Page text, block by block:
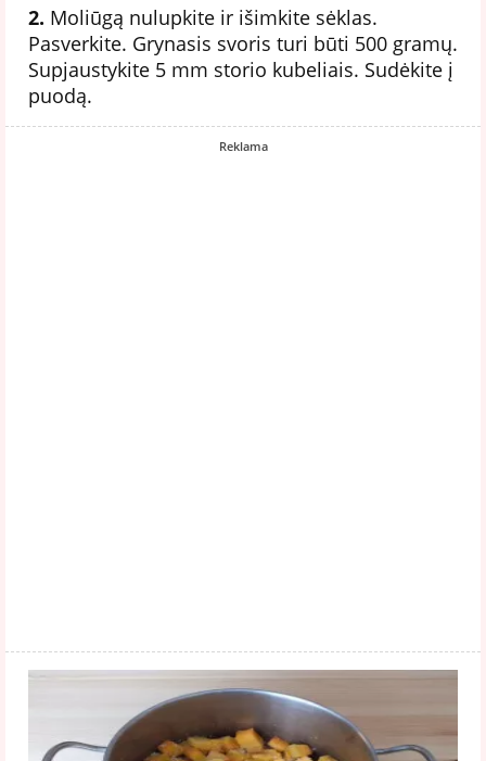
2. Moliūgą nulupkite ir išimkite sėklas.
Pasverkite. Grynasis svoris turi būti 500 gramų.
Supjaustykite 5 mm storio kubeliais. Sudėkite į
puodą.
Reklama